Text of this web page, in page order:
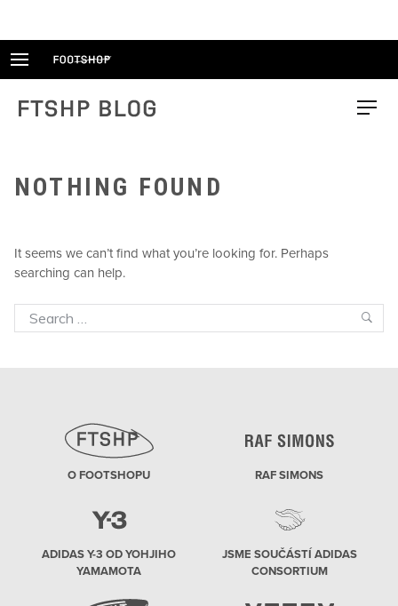
FTSHP blog Menu
NOTHING FOUND
It seems we can’t find what you’re looking for. Perhaps
searching can help.
Search
for:
O FOOTSHOPU RAF SIMONS
ADIDAS Y-3 OD YOHJIHO
YAMAMOTA
JSME SOUČÁSTÍ ADIDAS
CONSORTIUM